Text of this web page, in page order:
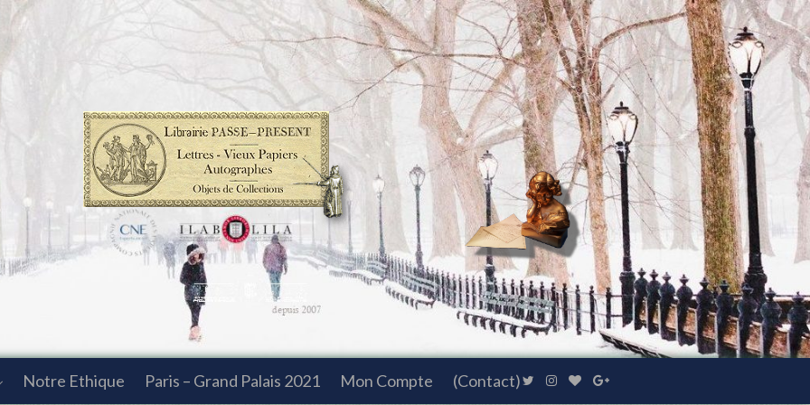
Notre Ethique Paris – Grand Palais 2021 Mon Compte (Contact)